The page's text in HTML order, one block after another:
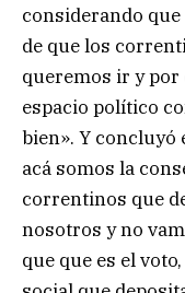
considerando
de que los
queremos ir y por
espacio político
bien». Y
acá somos la
correntinos que
nosotros y no
que que es el